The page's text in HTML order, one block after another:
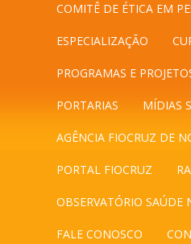
COMITÊ DE ÉTICA EM
ESPECIALIZAÇÃO
PROGRAMAS E
PORTARIAS MÍDIAS
AGÊNCIA FIOCRUZ DE
PORTAL FIOCRUZ
OBSERVATÓRIO SAÚDE
FALE CONOSCO